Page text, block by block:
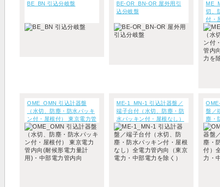
BE_BN 引込分岐盤
BE-OR_BN-OR 屋外用引
込分岐盤
切、
付・
向(
除く)
OME_OMN 引込計器盤
（水切、防塵・防水パッキ
ン付・屋根付） 東京電力管
内向(耐候形電力量計用)・
中部電力管内向
ME-1_MN-1 引込計器盤／
端子台付（水切、防塵・防
水パッキン付・屋根なし）
全電力管内向（東京電力・
中部電力を除く）
盤／
塵・
付）
力・